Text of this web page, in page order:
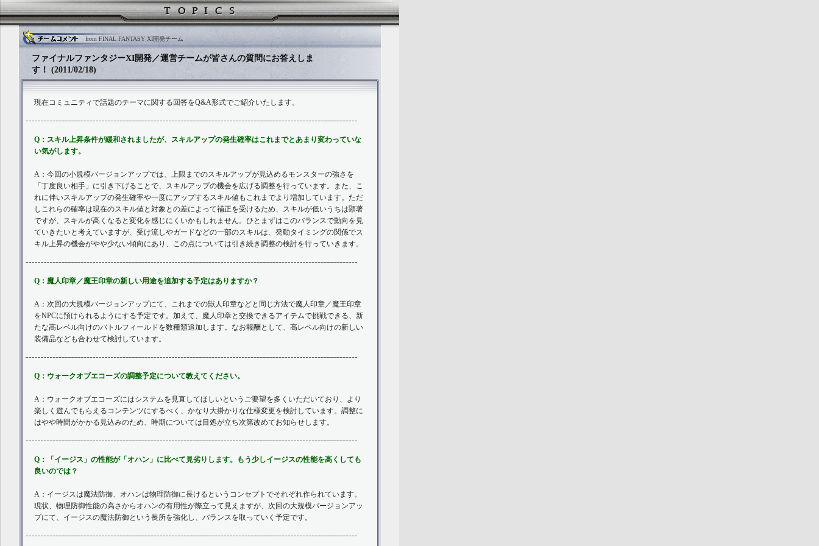
from FINAL FANTASY XI開発チーム
ファイナルファンタジーXI開発／運営チームが皆さんの質問にお答えしま
す！ (2011/02/18)
現在コミュニティで話題のテーマに関する回答をQ&A形式でご紹介いたします。
Q：スキル上昇条件が緩和されましたが、スキルアップの発生確率はこれまでとあまり変わっていな
い気がします。
A：今回の小規模バージョンアップでは、上限までのスキルアップが見込めるモンスターの強さを
「丁度良い相手」に引き下げることで、スキルアップの機会を広げる調整を行っています。また、こ
れに伴いスキルアップの発生確率や一度にアップするスキル値もこれまでより増加しています。ただ
しこれらの確率は現在のスキル値と対象との差によって補正を受けるため、スキルが低いうちは顕著
ですが、スキルが高くなると変化を感じにくいかもしれません。ひとまずはこのバランスで動向を見
ていきたいと考えていますが、受け流しやガードなどの一部のスキルは、発動タイミングの関係でス
キル上昇の機会がやや少ない傾向にあり、この点については引き続き調整の検討を行っていきます。
Q：魔人印章／魔王印章の新しい用途を追加する予定はありますか？
A：次回の大規模バージョンアップにて、これまでの獣人印章などと同じ方法で魔人印章／魔王印章
をNPCに預けられるようにする予定です。加えて、魔人印章と交換できるアイテムで挑戦できる、新
たな高レベル向けのバトルフィールドを数種類追加します。なお報酬として、高レベル向けの新しい
装備品なども合わせて検討しています。
Q：ウォークオブエコーズの調整予定について教えてください。
A：ウォークオブエコーズにはシステムを見直してほしいというご要望を多くいただいており、より
楽しく遊んでもらえるコンテンツにするべく、かなり大掛かりな仕様変更を検討しています。調整に
はやや時間がかかる見込みのため、時期については目処が立ち次第改めてお知らせします。
Q：「イージス」の性能が「オハン」に比べて見劣りします。もう少しイージスの性能を高くしても
良いのでは？
A：イージスは魔法防御、オハンは物理防御に長けるというコンセプトでそれぞれ作られています。
現状、物理防御性能の高さからオハンの有用性が際立って見えますが、次回の大規模バージョンアッ
プにて、イージスの魔法防御という長所を強化し、バランスを取っていく予定です。